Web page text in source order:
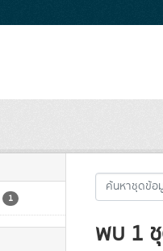
1
พบ 1